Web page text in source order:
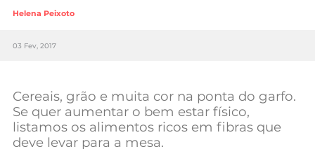
Tecnologia
Negócios
Helena Peixoto
03 Fev, 2017
Cereais, grão e muita cor na ponta do garfo.
Se quer aumentar o bem estar físico,
listamos os alimentos ricos em fibras que
deve levar para a mesa.